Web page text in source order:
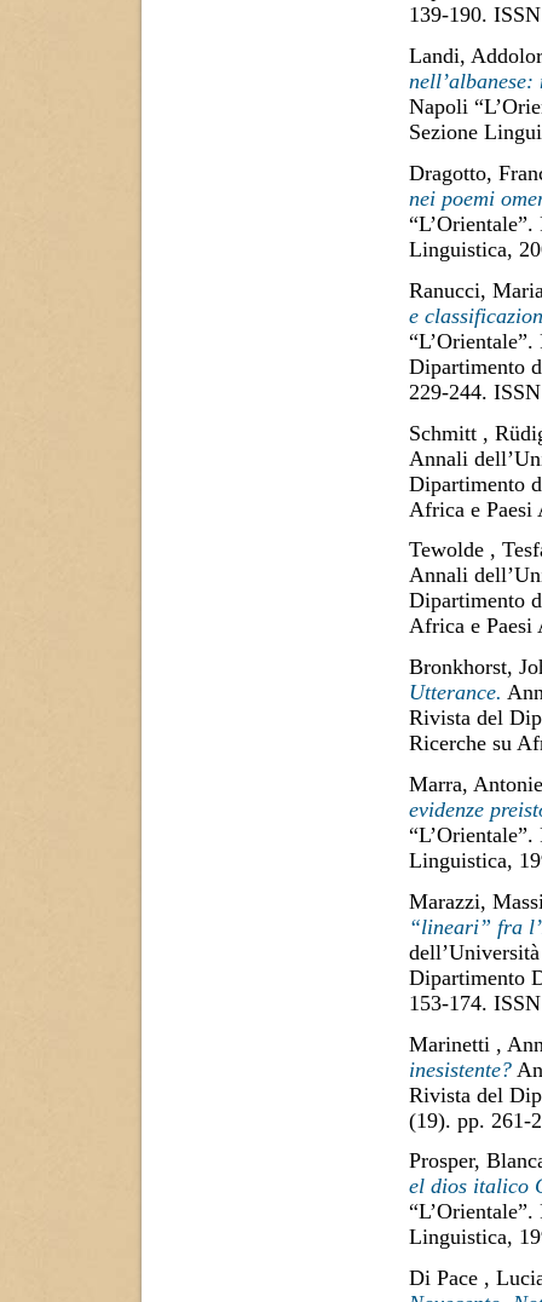
139-190.
Landi,
Napoli
Sezione
Dragotto,
nei poemi
Linguistica,
Ranucci,
e
Dipartimento
229-244.
Schmitt ,
Annali
Dipartimento
Africa e Paesi
Tewolde ,
Annali
Dipartimento
Africa e Paesi
Bronkhorst,
Utterance.
Rivista del
Ricerche su
Marra,
evidenze
Linguistica,
Marazzi,
“lineari” fra
Dipartimento
153-174.
Marinetti ,
inesistente?
Rivista del
(19). pp. 261-
Prosper,
el dios italico
Linguistica,
Di Pace ,